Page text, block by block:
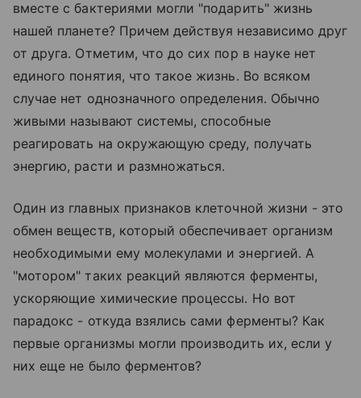
вместе с бактериями могли "подарить" жизнь
нашей планете? Причем действуя независимо друг
от друга. Отметим, что до сих пор в науке нет
единого понятия, что такое жизнь. Во всяком
случае нет однозначного определения. Обычно
живыми называют системы, способные
реагировать на окружающую среду, получать
энергию, расти и размножаться.
Один из главных признаков клеточной жизни - это
обмен веществ, который обеспечивает организм
необходимыми ему молекулами и энергией. А
"мотором" таких реакций являются ферменты,
ускоряющие химические процессы. Но вот
парадокс - откуда взялись сами ферменты? Как
первые организмы могли производить их, если у
них еще не было ферментов?